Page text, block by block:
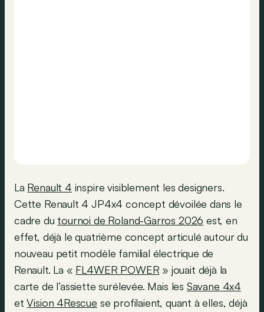
La Renault 4 inspire visiblement les designers.
Cette Renault 4 JP4x4 concept dévoilée dans le
cadre du tournoi de Roland-Garros 2026 est, en
effet, déjà le quatrième concept articulé autour du
nouveau petit modèle familial électrique de
Renault. La « FL4WER POWER » jouait déjà la
carte de l’assiette surélevée. Mais les Savane 4x4
etVision 4Rescue se profilaient, quant à elles, déjà